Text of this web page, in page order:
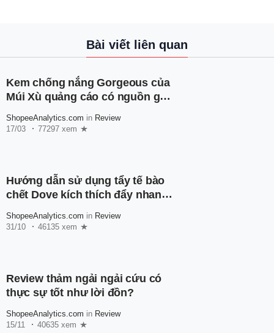
Bài viết liên quan
Kem chống nắng Gorgeous của
Múi Xù quảng cáo có nguồn gốc
ShopeeAnalytics.com in Review
17/03
77297 xem
Hướng dẫn sử dụng tẩy tế bào
chết Dove kích thích đẩy nhanh
ShopeeAnalytics.com in Review
31/10
46135 xem
Review thảm ngải ngải cứu có
thực sự tốt như lời đồn?
ShopeeAnalytics.com in Review
15/11
40635 xem